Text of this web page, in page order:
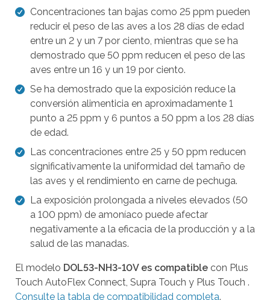
o
s
r
e
s
u
l
t
d
o
d
i
s
o
n
Concentraciones tan bajas como 25 ppm pueden
reducir el peso de las aves a los 28 días de edad
entre un 2 y un 7 por ciento, mientras que se ha
demostrado que 50 ppm reducen el peso de las
aves entre un 16 y un 19 por ciento.
Se ha demostrado que la exposición reduce la
conversión alimenticia en aproximadamente 1
punto a 25 ppm y 6 puntos a 50 ppm a los 28 días
de edad.
Las concentraciones entre 25 y 50 ppm reducen
significativamente la uniformidad del tamaño de
las aves y el rendimiento en carne de pechuga.
La exposición prolongada a niveles elevados (50
a 100 ppm) de amoníaco puede afectar
negativamente a la eficacia de la producción y a la
salud de las manadas.
El modelo DOL53-NH3-10V es compatible con Plus
Touch AutoFlex Connect, Supra Touch y Plus Touch .
Consulte la tabla de compatibilidad completa.